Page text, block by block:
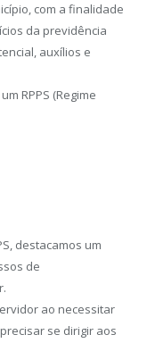
com a finalidade
da previdência
auxílios e
RPPS (Regime
destacamos um
de
ao necessitar
se dirigir aos